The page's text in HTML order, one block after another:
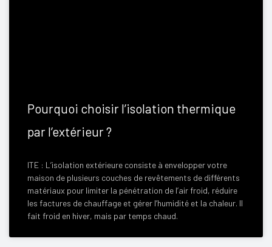
Pourquoi choisir l’isolation thermique
par l’extérieur ?
ITE : L’isolation extérieure consiste à envelopper votre
maison de plusieurs couches de revêtements de différents
matériaux pour limiter la pénétration de l’air froid, réduire
les factures de chauffage et gérer l’humidité et la chaleur. Il
fait froid en hiver, mais par temps chaud.